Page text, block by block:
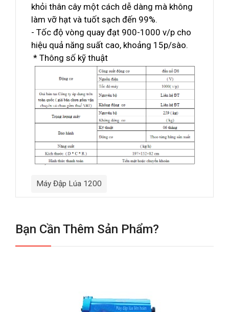
khỏi thân cây một cách dễ dàng mà không
làm vỡ hạt và tuốt sạch đến 99%.
- Tốc độ vòng quay đạt 900-1000 v/p cho
hiệu quả năng suất cao, khoảng 15p/sào.
* Thông số kỹ thuật
Máy Đập Lúa 1200
Bạn Cần Thêm Sản Phẩm?